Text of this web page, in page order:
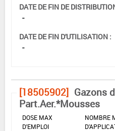
DATE DE FIN DE
-
DATE DE FIN D'UTILISATION :
-
[18505902] Gazons
Part.Aer.*Mousses
DOSE MAX
D'EMPLOI
NOMBRE